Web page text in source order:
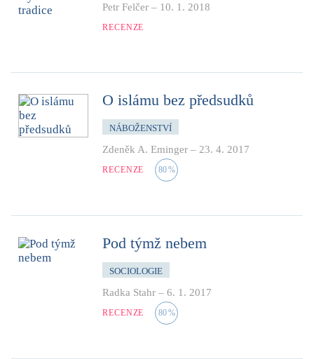
Petr Felčer – 10. 1. 2018
RECENZE
O islámu bez předsudků
NÁBOŽENSTVÍ
Zdeněk A. Eminger – 23. 4. 2017
RECENZE 80%
Pod týmž nebem
SOCIOLOGIE
Radka Stahr – 6. 1. 2017
RECENZE 80%